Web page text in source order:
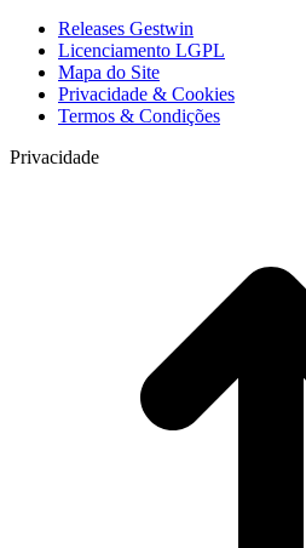
Releases Gestwin
Licenciamento LGPL
Mapa do Site
Privacidade & Cookies
Termos & Condições
Privacidade